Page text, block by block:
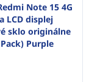
Note 15 4G
LCD displej
sklo originálne
Purple